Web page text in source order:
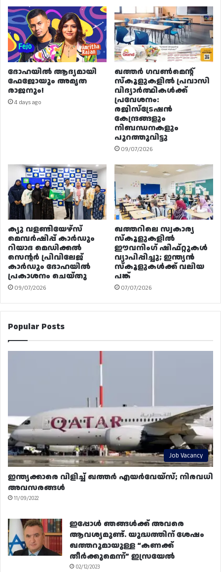
ദോഹയിൽ ആദ്യമായി
ഫേജോയും അമൃത
രാജനും!
4 days ago
ഖത്തർ ഗവൺമെന്റ്
സ്കൂളുകളിൽ പ്രവാസി
വിദ്യാർത്ഥികൾക്ക്
പ്രവേശനം:
രജിസ്ട്രേഷൻ
കേന്ദ്രങ്ങളും
നിബന്ധനകളും
പുറത്തുവിട്ടു
09/07/2026
ക്യു വളണ്ടിയേഴ്‌സ്
മെമ്പർഷിപ്പ് കാർഡും
റിയാദ മെഡിക്കൽ
സെന്റർ പ്രിവിലേജ്
കാർഡും ദോഹയിൽ
പ്രകാശനം ചെയ്തു
09/07/2026
ഖത്തറിലെ സ്വകാര്യ
സ്കൂളുകളിൽ
ഈവനിംഗ് ഷിഫ്റ്റുകൾ
വ്യാപിപ്പിച്ചു; ഇന്ത്യൻ
സ്കൂളുകൾക്ക് വലിയ
പങ്ക്
07/07/2026
Popular Posts
Job Vacancy
ഇന്ത്യക്കാരെ വിളിച്ച് ഖത്തർ എയർവേയ്‌സ്; നിരവധി
അവസരങ്ങൾ
11/09/2022
ഇപ്പോൾ ഞങ്ങൾക്ക് അവരെ
ആവശ്യമുണ്ട്. യുദ്ധത്തിന് ശേഷം
ഖത്തറുമായുള്ള “കണക്ക്
തീർക്കുമെന്ന്” ഇസ്രയേൽ
02/12/2023